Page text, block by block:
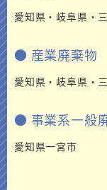
愛知県・岐阜県・
● 産業廃棄物
愛知県・岐阜県・
● 事業系一般
愛知県一宮市